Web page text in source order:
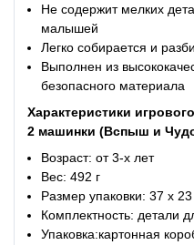
Не содержит мелких
малышей
Легко собирается и
Выполнен из
безопасного материала
Характеристики
2 машинки (Вспыш и
Возраст: от 3-х лет
Вес: 492 г
Размер упаковки: 37 х
Комплектность: детали
Упаковка:картонная